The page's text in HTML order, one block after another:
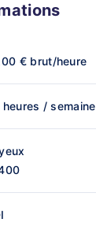
€ brut/heure
heures / semaine